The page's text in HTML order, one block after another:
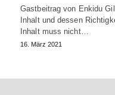
Gastbeitrag von Enkidu
Inhalt und dessen
Inhalt muss nicht…
16. März 2021